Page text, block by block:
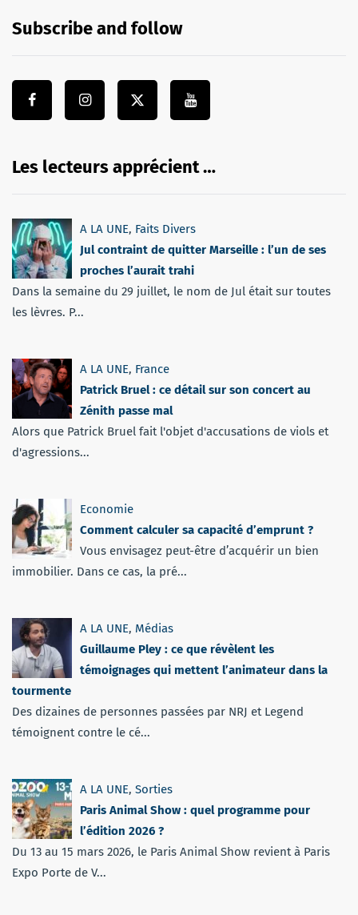
Subscribe and follow
Les lecteurs apprécient …
A LA UNE, Faits Divers
Jul contraint de quitter Marseille : l’un de ses
proches l’aurait trahi
Dans la semaine du 29 juillet, le nom de Jul était sur toutes
les lèvres. P...
A LA UNE, France
Patrick Bruel : ce détail sur son concert au
Zénith passe mal
Alors que Patrick Bruel fait l'objet d'accusations de viols et
d'agressions...
Economie
Comment calculer sa capacité d’emprunt ?
Vous envisagez peut-être d’acquérir un bien
immobilier. Dans ce cas, la pré...
A LA UNE, Médias
Guillaume Pley : ce que révèlent les
témoignages qui mettent l’animateur dans la
tourmente
Des dizaines de personnes passées par NRJ et Legend
témoignent contre le cé...
A LA UNE, Sorties
Paris Animal Show : quel programme pour
l’édition 2026 ?
Du 13 au 15 mars 2026, le Paris Animal Show revient à Paris
Expo Porte de V...